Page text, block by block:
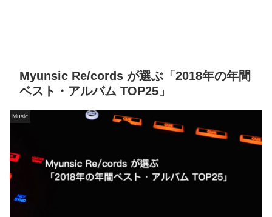
Myunsic Re/cords が選ぶ「2018年の年間
ベスト・アルバム TOP25」
Music